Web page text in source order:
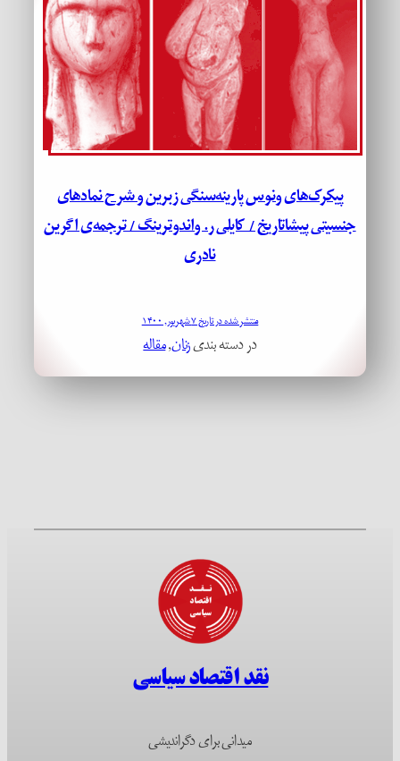
پیکرک‌های ونوس پارینه‌سنگی زبرین و شرح نمادهای
جنسیتی پیشاتاریخ / کایلی ر. واندوترینگ / ترجمه‌ی اگرین
نادری
منتشر شده در تاریخ ۷ شهریور, ۱۴۰۰
در دسته بندیزنان, مقاله
نقد اقتصاد سیاسی
میدانی برای دگراندیشی